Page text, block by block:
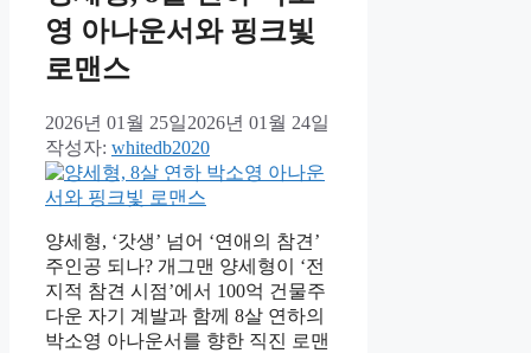
영 아나운서와 핑크빛
로맨스
2026년 01월 25일2026년 01월 24일
작성자: whitedb2020
양세형, ‘갓생’ 넘어 ‘연애의 참견’
주인공 되나? 개그맨 양세형이 ‘전
지적 참견 시점’에서 100억 건물주
다운 자기 계발과 함께 8살 연하의
박소영 아나운서를 향한 직진 로맨